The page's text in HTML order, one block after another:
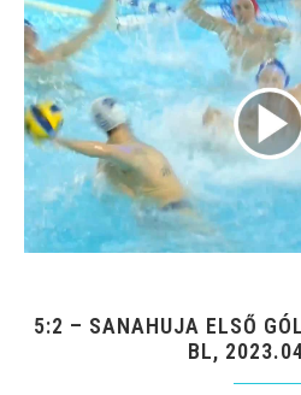
5:2 – SANAHUJA ELSŐ
BL,